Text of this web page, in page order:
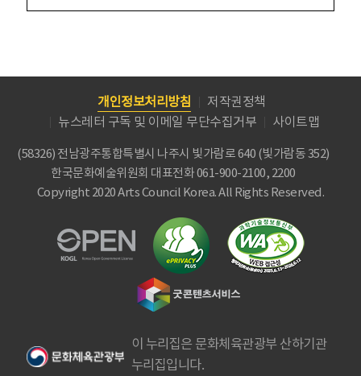
개인정보처리방침
저작권정책
뉴스레터 구독 및 이메일 무단수집거부
사이트맵
(58326) 전남광주통합특별시 나주시 빛가람로 640 (빛가람동 352)
한국문화예술위원회 대표전화 061-900-2100, 2200
Copyright 2020 Arts Council Korea. All Rights Reserved.
이 누리집은 문화체육관광부 산하기관
누리집입니다.